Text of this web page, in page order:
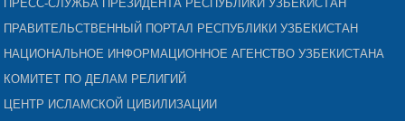
ПРЕСС-СЛУЖБА ПРЕЗИДЕНТА РЕСПУБЛИКИ УЗБЕКИСТАН
ПРАВИТЕЛЬСТВЕННЫЙ ПОРТАЛ РЕСПУБЛИКИ УЗБЕКИСТАН
НАЦИОНАЛЬНОЕ ИНФОРМАЦИОННОЕ АГЕНСТВО УЗБЕКИСТАНА
КОМИТЕТ ПО ДЕЛАМ РЕЛИГИЙ
ЦЕНТР ИСЛАМСКОЙ ЦИВИЛИЗАЦИИ